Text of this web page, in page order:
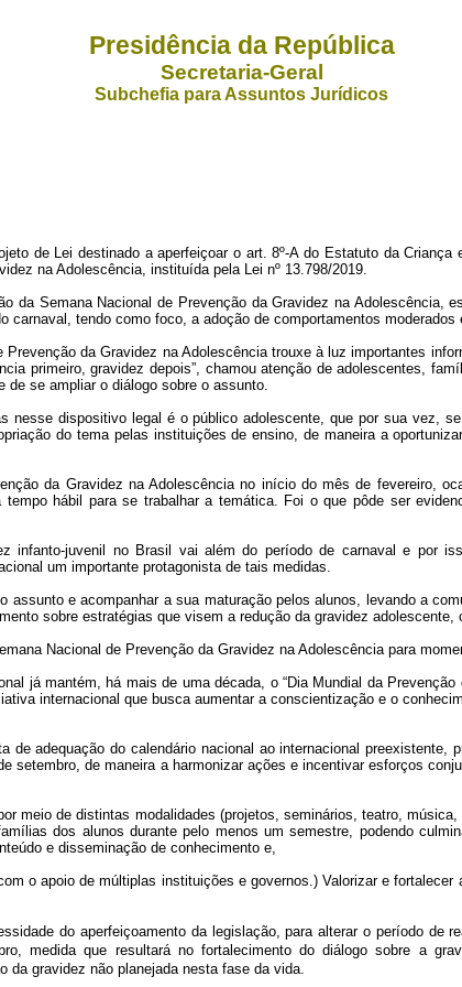
Presidência da República
Secretaria-Geral
Subchefia para Assuntos Jurídicos
destinado a aperfeiçoar o art. 8º-A do Estatuto da Criança e
na Adolescência, instituída pela Lei nº 13.798/2019.
da Semana Nacional de Prevenção da Gravidez na Adolescência,
carnaval, tendo como foco, a adoção de comportamentos
da Gravidez na Adolescência trouxe à luz importantes
primeiro, gravidez depois”, chamou atenção de adolescentes,
de se ampliar o diálogo sobre o assunto.
nesse dispositivo legal é o público adolescente, que por sua vez,
do tema pelas instituições de ensino, de maneira a
da Gravidez na Adolescência no início do mês de fevereiro,
hábil para se trabalhar a temática. Foi o que pôde ser
infanto-juvenil no Brasil vai além do período de carnaval e por
um importante protagonista de tais medidas.
assunto e acompanhar a sua maturação pelos alunos, levando a
sobre estratégias que visem a redução da gravidez
Nacional de Prevenção da Gravidez na Adolescência para
já mantém, há mais de uma década, o “Dia Mundial da
internacional que busca aumentar a conscientização e o
adequação do calendário nacional ao internacional preexistente,
setembro, de maneira a harmonizar ações e incentivar esforços
meio de distintas modalidades (projetos, seminários, teatro,
dos alunos durante pelo menos um semestre, podendo
e disseminação de conhecimento e,
o apoio de múltiplas instituições e governos.) Valorizar e
do aperfeiçoamento da legislação, para alterar o período de
medida que resultará no fortalecimento do diálogo sobre a
da gravidez não planejada nesta fase da vida.